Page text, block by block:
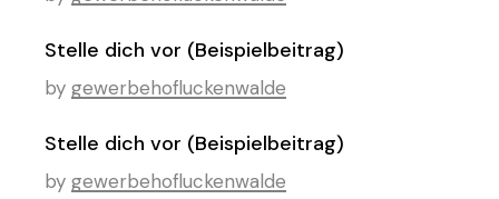
Stelle dich vor (Beispielbeitrag)
by gewerbehofluckenwalde
Stelle dich vor (Beispielbeitrag)
by gewerbehofluckenwalde